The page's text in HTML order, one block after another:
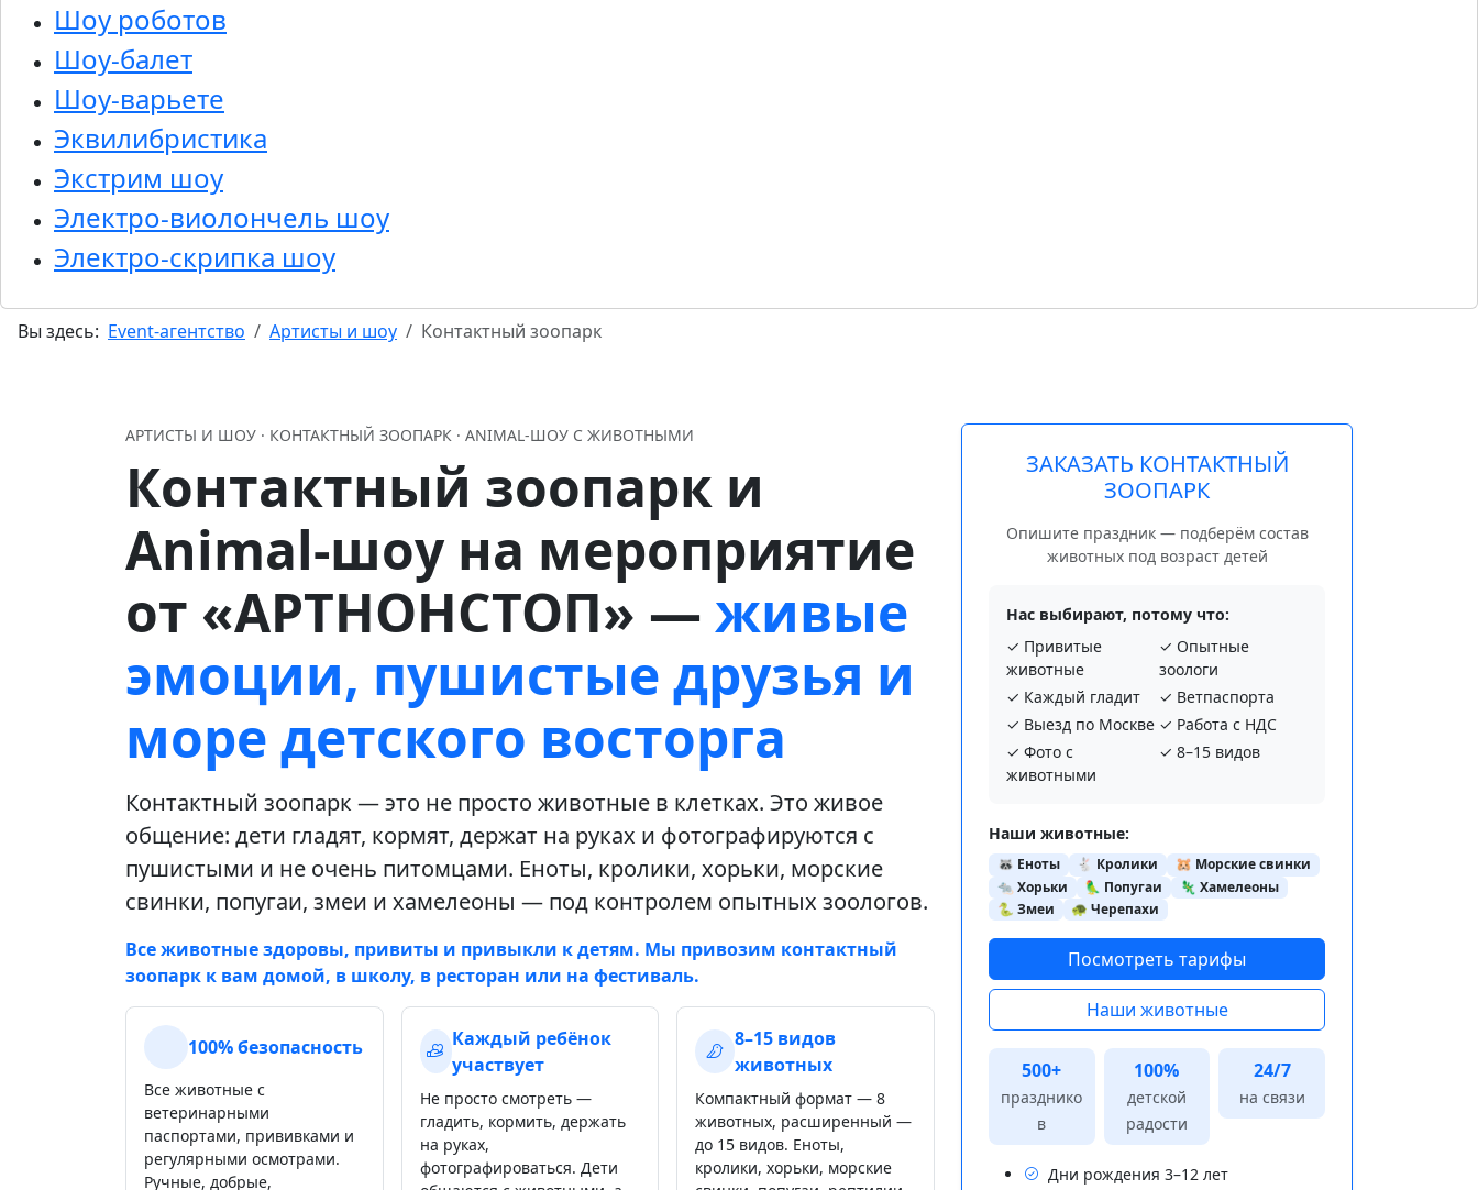
Шоу роботов
Шоу-балет
Шоу-варьете
Эквилибристика
Экстрим шоу
Электро-виолончель шоу
Электро-скрипка шоу
Вы здесь: Event-агентство Артисты и шоу Контактный зоопарк
АРТИСТЫ И ШОУ · КОНТАКТНЫЙ ЗООПАРК · ANIMAL-ШОУ С ЖИВОТНЫМИ
Контактный зоопарк и
Animal-шоу на мероприятие
от «АРТНОНСТОП» — живые
эмоции, пушистые друзья и
море детского восторга
Контактный зоопарк — это не просто животные в клетках. Это живое
общение: дети гладят, кормят, держат на руках и фотографируются с
пушистыми и не очень питомцами. Еноты, кролики, хорьки, морские
свинки, попугаи, змеи и хамелеоны — под контролем опытных зоологов.
Все животные здоровы, привиты и привыкли к детям. Мы привозим контактный
зоопарк к вам домой, в школу, в ресторан или на фестиваль.
100% безопасность
Все животные с
ветеринарными
паспортами, прививками и
регулярными осмотрами.
Ручные, добрые,
Каждый ребёнок
участвует
Не просто смотреть —
гладить, кормить, держать
на руках,
фотографироваться. Дети
8–15 видов
животных
Компактный формат — 8
животных, расширенный —
до 15 видов. Еноты,
кролики, хорьки, морские
ЗАКАЗАТЬ КОНТАКТНЫЙ
ЗООПАРК
Опишите праздник — подберём состав
животных под возраст детей
Нас выбирают, потому что:
✓ Привитые
животные
✓ Опытные
зоологи
✓ Каждый гладит
✓ Ветпаспорта
✓ Выезд по Москве ✓ Работа с НДС
✓ Фото с
животными
✓ 8–15 видов
Наши животные:
🦝 Еноты 🐇 Кролики
🐹 Морские свинки
🐀 Хорьки
🦜 Попугаи
🦎 Хамелеоны
🐍 Змеи
🐢 Черепахи
Посмотреть тарифы
Наши животные
500+
празднико
в
100%
детской
радости
24/7
на связи
Дни рождения 3–12 лет